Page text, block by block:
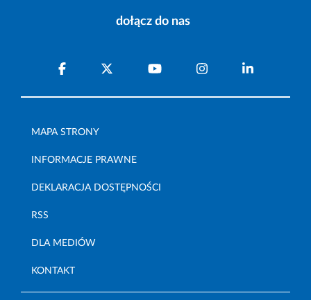
dołącz do nas
MAPA STRONY
INFORMACJE PRAWNE
DEKLARACJA DOSTĘPNOŚCI
RSS
DLA MEDIÓW
KONTAKT